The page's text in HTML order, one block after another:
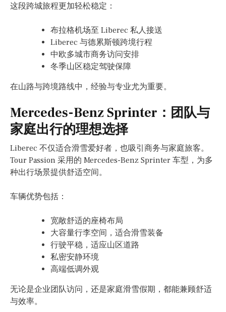
这段跨城旅程更加轻松稳定：
布拉格机场至 Liberec 私人接送
Liberec 与德累斯顿跨境行程
中欧多城市商务访问安排
冬季山区稳定驾驶保障
在山路与跨境路线中，经验与专业尤为重要。
Mercedes-Benz Sprinter：团队与
家庭出行的理想选择
Liberec 不仅适合滑雪爱好者，也吸引商务与家庭旅客。
Tour Passion 采用的 Mercedes-Benz Sprinter 车型，为多
种出行场景提供舒适空间。
车辆优势包括：
宽敞舒适的座椅布局
大容量行李空间，适合滑雪装备
行驶平稳，适应山区道路
私密安静环境
高端低调外观
无论是企业团队访问，还是家庭滑雪假期，都能兼顾舒适
与效率。